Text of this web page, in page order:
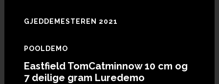
GJEDDEMESTEREN 2021
POOLDEMO
Eastfield TomCatminnow 10 cm og
7 deilige gram Luredemo